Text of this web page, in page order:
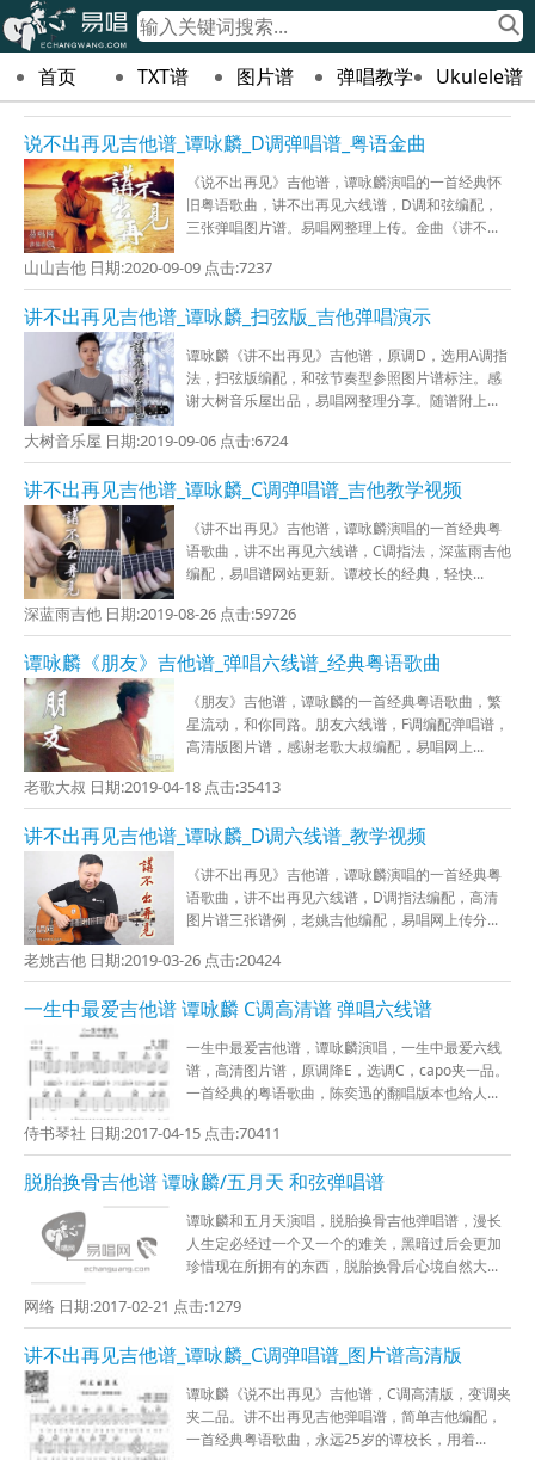
首页 TXT谱 图片谱 弹唱教学 Ukulele谱
说不出再见吉他谱_谭咏麟_D调弹唱谱_粤语金曲
《说不出再见》吉他谱，谭咏麟演唱的一首经典怀
旧粤语歌曲，讲不出再见六线谱，D调和弦编配，
三张弹唱图片谱。易唱网整理上传。金曲《讲不...
山山吉他 日期:2020-09-09 点击:7237
讲不出再见吉他谱_谭咏麟_扫弦版_吉他弹唱演示
谭咏麟《讲不出再见》吉他谱，原调D，选用A调指
法，扫弦版编配，和弦节奏型参照图片谱标注。感
谢大树音乐屋出品，易唱网整理分享。随谱附上...
大树音乐屋 日期:2019-09-06 点击:6724
讲不出再见吉他谱_谭咏麟_C调弹唱谱_吉他教学视频
《讲不出再见》吉他谱，谭咏麟演唱的一首经典粤
语歌曲，讲不出再见六线谱，C调指法，深蓝雨吉他
编配，易唱谱网站更新。谭校长的经典，轻快...
深蓝雨吉他 日期:2019-08-26 点击:59726
谭咏麟《朋友》吉他谱_弹唱六线谱_经典粤语歌曲
《朋友》吉他谱，谭咏麟的一首经典粤语歌曲，繁
星流动，和你同路。朋友六线谱，F调编配弹唱谱，
高清版图片谱，感谢老歌大叔编配，易唱网上...
老歌大叔 日期:2019-04-18 点击:35413
讲不出再见吉他谱_谭咏麟_D调六线谱_教学视频
《讲不出再见》吉他谱，谭咏麟演唱的一首经典粤
语歌曲，讲不出再见六线谱，D调指法编配，高清
图片谱三张谱例，老姚吉他编配，易唱网上传分...
老姚吉他 日期:2019-03-26 点击:20424
一生中最爱吉他谱 谭咏麟 C调高清谱 弹唱六线谱
一生中最爱吉他谱，谭咏麟演唱，一生中最爱六线
谱，高清图片谱，原调降E，选调C，capo夹一品。
一首经典的粤语歌曲，陈奕迅的翻唱版本也给人...
侍书琴社 日期:2017-04-15 点击:70411
脱胎换骨吉他谱 谭咏麟/五月天 和弦弹唱谱
谭咏麟和五月天演唱，脱胎换骨吉他弹唱谱，漫长
人生定必经过一个又一个的难关，黑暗过后会更加
珍惜现在所拥有的东西，脱胎换骨后心境自然大...
网络 日期:2017-02-21 点击:1279
讲不出再见吉他谱_谭咏麟_C调弹唱谱_图片谱高清版
谭咏麟《说不出再见》吉他谱，C调高清版，变调夹
夹二品。讲不出再见吉他弹唱谱，简单吉他编配，
一首经典粤语歌曲，永远25岁的谭校长，用着...